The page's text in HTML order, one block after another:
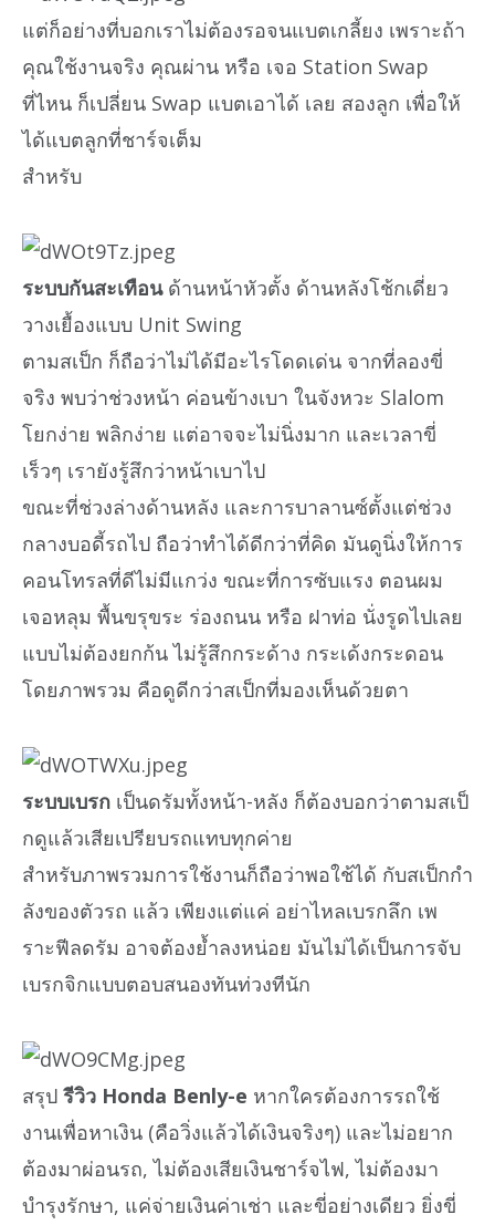
แต่ก็อย่างที่บอกเราไม่ต้องรอจนแบตเกลี้ยง เพราะถ้า
คุณใช้งานจริง คุณผ่าน หรือ เจอ Station Swap
ที่ไหน ก็เปลี่ยน Swap แบตเอาได้ เลย สองลูก เพื่อให้
ได้แบตลูกที่ชาร์จเต็ม
สำหรับ
ระบบกันสะเทือนด้านหน้าหัวตั้ง ด้านหลังโช้กเดี่ยว
วางเยื้องแบบ Unit Swing
ตามสเป็ก ก็ถือว่าไม่ได้มีอะไรโดดเด่น จากที่ลองขี่
จริง พบว่าช่วงหน้า ค่อนข้างเบา ในจังหวะ Slalom
โยกง่าย พลิกง่าย แต่อาจจะไม่นิ่งมาก และเวลาขี่
เร็วๆ เรายังรู้สึกว่าหน้าเบาไป
ขณะที่ช่วงล่างด้านหลัง และการบาลานซ์ตั้งแต่ช่วง
กลางบอดี้รถไป ถือว่าทำได้ดีกว่าที่คิด มันดูนิ่งให้การ
คอนโทรลที่ดีไม่มีแกว่ง ขณะที่การซับแรง ตอนผม
เจอหลุม พื้นขรุขระ ร่องถนน หรือ ฝาท่อ นั่งรูดไปเลย
แบบไม่ต้องยกก้น ไม่รู้สึกกระด้าง กระเด้งกระดอน
โดยภาพรวม คือดูดีกว่าสเป็กที่มองเห็นด้วยตา
ระบบเบรก เป็นดรัมทั้งหน้า-หลัง ก็ต้องบอกว่าตามสเป็
กดูแล้วเสียเปรียบรถแทบทุกค่าย
สำหรับภาพรวมการใช้งานก็ถือว่าพอใช้ได้ กับสเป็กกำ
ลังของตัวรถ แล้ว เพียงแต่แค่ อย่าไหลเบรกลึก เพ
ราะฟีลดรัม อาจต้องย้ำลงหน่อย มันไม่ได้เป็นการจับ
เบรกจิกแบบตอบสนองทันท่วงทีนัก
สรุป รีวิว Honda Benly-e หากใครต้องการรถใช้
งานเพื่อหาเงิน (คือวิ่งแล้วได้เงินจริงๆ) และไม่อยาก
ต้องมาผ่อนรถ, ไม่ต้องเสียเงินชาร์จไฟ, ไม่ต้องมา
บำรุงรักษา, แค่จ่ายเงินค่าเช่า และขี่อย่างเดียว ยิ่งขี่